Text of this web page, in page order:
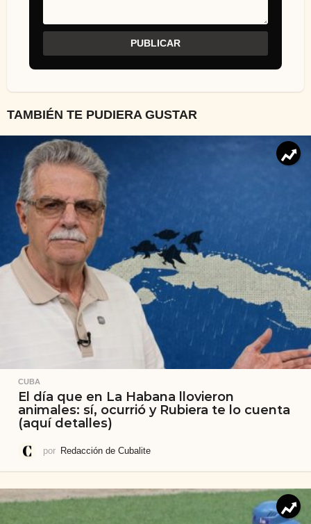
TAMBIÉN TE PUDIERA GUSTAR
CUBA
El día que en La Habana llovieron
animales: sí, ocurrió y Rubiera te lo cuenta
(aquí detalles)
por Redacción de Cubalite